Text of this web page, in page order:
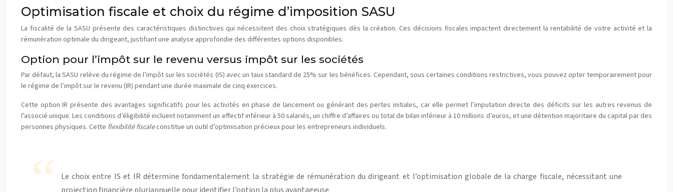
Optimisation fiscale et choix du régime d’imposition SASU
La fiscalité de la SASU présente des caractéristiques distinctives qui nécessitent des choix stratégiques dès la création. Ces décisions fiscales impactent directement la rentabilité de votre activité et la
rémunération optimale du dirigeant, justifiant une analyse approfondie des différentes options disponibles.
Option pour l’impôt sur le revenu versus impôt sur les sociétés
Par défaut, la SASU relève du régime de l’impôt sur les sociétés (IS) avec un taux standard de 25% sur les bénéfices. Cependant, sous certaines conditions restrictives, vous pouvez opter temporairement pour
le régime de l’impôt sur le revenu (IR) pendant une durée maximale de cinq exercices.
Cette option IR présente des avantages significatifs pour les activités en phase de lancement ou générant des pertes initiales, car elle permet l’imputation directe des déficits sur les autres revenus de
l’associé unique. Les conditions d’éligibilité incluent notamment un effectif inférieur à 50 salariés, un chiffre d’affaires ou total de bilan inférieur à 10 millions d’euros, et une détention majoritaire du capital par des
personnes physiques. Cette flexibilité fiscaleconstitue un outil d’optimisation précieux pour les entrepreneurs individuels.
Le choix entre IS et IR détermine fondamentalement la stratégie de rémunération du dirigeant et l’optimisation globale de la charge fiscale, nécessitant une